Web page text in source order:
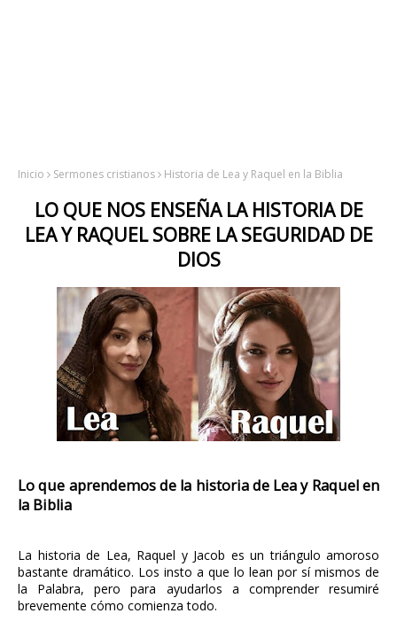
Inicio Sermones cristianos Historia de Lea y Raquel en la Biblia
LO QUE NOS ENSEÑA LA HISTORIA DE
LEA Y RAQUEL SOBRE LA SEGURIDAD DE
DIOS
Lo que aprendemos de la historia de Lea y Raquel en
la Biblia
La historia de Lea, Raquel y Jacob es un triángulo amoroso
bastante dramático. Los insto a que lo lean por sí mismos de
la Palabra, pero para ayudarlos a comprender resumiré
brevemente cómo comienza todo.